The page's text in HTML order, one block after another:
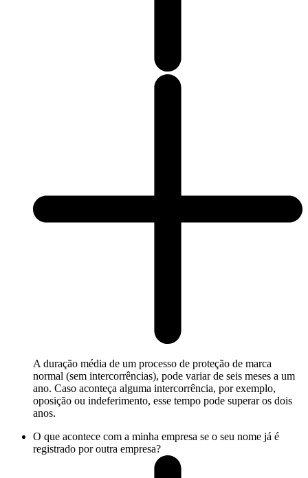
A duração média de um processo de proteção de marca
normal (sem intercorrências), pode variar de seis meses a um
ano. Caso aconteça alguma intercorrência, por exemplo,
oposição ou indeferimento, esse tempo pode superar os dois
anos.
O que acontece com a minha empresa se o seu nome já é
registrado por outra empresa?